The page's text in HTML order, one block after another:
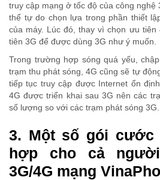
truy cập mạng ở tốc độ của công nghệ
thể tự do chọn lựa trong phần thiết
của máy. Lúc đó, thay vì chọn ưu tiên
tiên 3G để được dùng 3G như ý muốn.
Trong trường hợp sóng quá yếu,
trạm thu phát sóng, 4G cũng sẽ tự
tiếp tục truy cập được Internet ổn
4G được triển khai sau 3G nên các
số lượng so với các trạm phát sóng 3G.
3. Một số gói cước
hợp cho cả
3G/4G mạng